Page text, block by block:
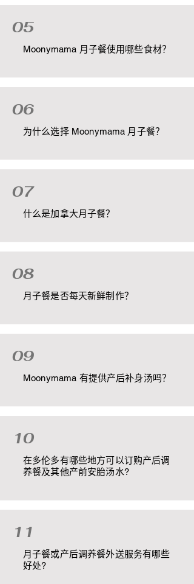
05
Moonymama 月子餐使用哪些食材？
06
为什么选择 Moonymama 月子餐？
07
什么是加拿大月子餐？
08
月子餐是否每天新鲜制作？
09
Moonymama 有提供产后补身汤吗？
10
在多伦多有哪些地方可以订购产后调
养餐及其他产前安胎汤水?
11
月子餐或产后调养餐外送服务有哪些
好处?